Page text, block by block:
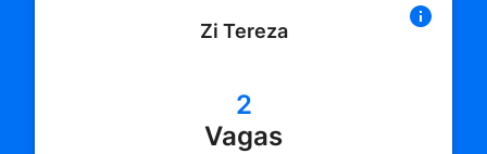
Zi Tereza
2
Vagas